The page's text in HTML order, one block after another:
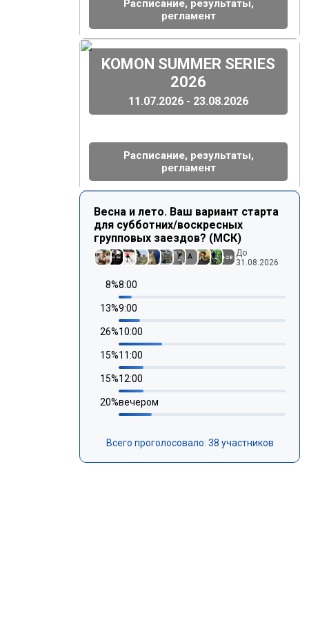
Расписание, результаты,
регламент
(
KOMON SUMMER SERIES
2026
11.07.2026 - 23.08.2026
Расписание, результаты,
регламент
)
Весна и лето. Ваш вариант старта
для субботних/воскресных
групповых заездов? (МСК)
A +28
До
31.08.2026
8%8:00
13%9:00
26%10:00
15%11:00
15%12:00
20%вечером
Всего проголосовало: 38 участников